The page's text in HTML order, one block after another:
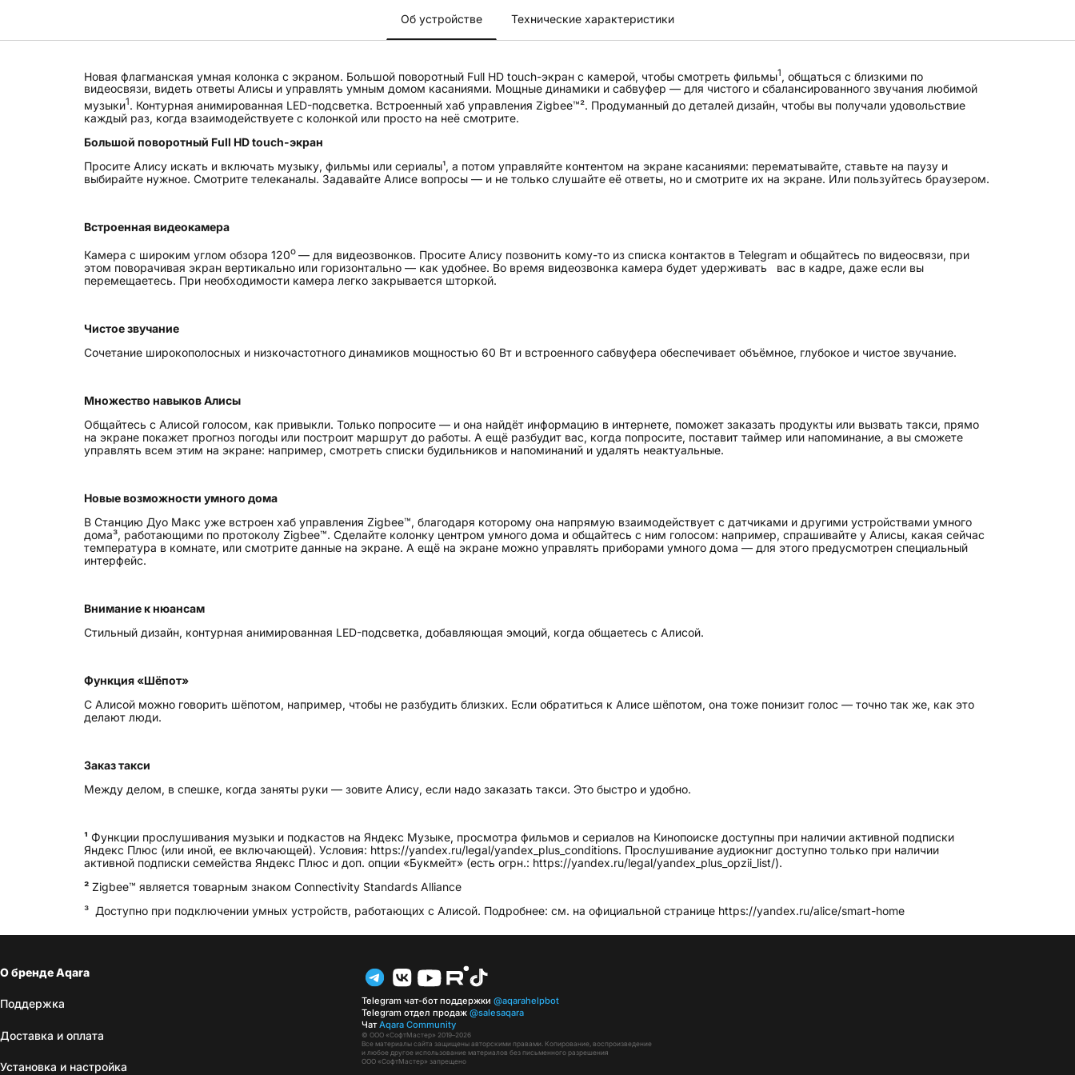
Об устройстве Технические характеристики
Новая флагманская умная колонка с экраном. Большой поворотный Full HD touch-экран с камерой, чтобы смотреть фильмы1 , общаться с близкими по
видеосвязи, видеть ответы Алисы и управлять умным домом касаниями. Мощные динамики и сабвуфер — для чистого и сбалансированного звучания любимой
музыки1. Контурная анимированная LED-подсветка. Встроенный хаб управления Zigbee™². Продуманный до деталей дизайн, чтобы вы получали удовольствие
каждый раз, когда взаимодействуете с колонкой или просто на неё смотрите.
Большой поворотный Full HD touch-экран
Просите Алису искать и включать музыку, фильмы или сериалы¹, а потом управляйте контентом на экране касаниями: перематывайте, ставьте на паузу и
выбирайте нужное. Смотрите телеканалы. Задавайте Алисе вопросы — и не только слушайте её ответы, но и смотрите их на экране. Или пользуйтесь браузером.
Встроенная видеокамера
Камера с широким углом обзора 120о — для видеозвонков. Просите Алису позвонить кому-то из списка контактов в Telegram и общайтесь по видеосвязи, при
этом поворачивая экран вертикально или горизонтально — как удобнее. Во время видеозвонка камера будет удерживать вас в кадре, даже если вы
перемещаетесь. При необходимости камера легко закрывается шторкой.
Чистое звучание
Сочетание широкополосных и низкочастотного динамиков мощностью 60 Вт и встроенного сабвуфера обеспечивает объёмное, глубокое и чистое звучание.
Множество навыков Алисы
Общайтесь с Алисой голосом, как привыкли. Только попросите — и она найдёт информацию в интернете, поможет заказать продукты или вызвать такси, прямо
на экране покажет прогноз погоды или построит маршрут до работы. А ещё разбудит вас, когда попросите, поставит таймер или напоминание, а вы сможете
управлять всем этим на экране: например, смотреть списки будильников и напоминаний и удалять неактуальные.
Новые возможности умного дома
В Станцию Дуо Макс уже встроен хаб управления Zigbee™, благодаря которому она напрямую взаимодействует с датчиками и другими устройствами умного
дома³, работающими по протоколу Zigbee™. Сделайте колонку центром умного дома и общайтесь с ним голосом: например, спрашивайте у Алисы, какая сейчас
температура в комнате, или смотрите данные на экране. А ещё на экране можно управлять приборами умного дома — для этого предусмотрен специальный
интерфейс.
Внимание к нюансам
Стильный дизайн, контурная анимированная LED-подсветка, добавляющая эмоций, когда общаетесь с Алисой.
Функция «Шёпот»
С Алисой можно говорить шёпотом, например, чтобы не разбудить близких. Если обратиться к Алисе шёпотом, она тоже понизит голос — точно так же, как это
делают люди.
Заказ такси
Между делом, в спешке, когда заняты руки — зовите Алису, если надо заказать такси. Это быстро и удобно.
¹ Функции прослушивания музыки и подкастов на Яндекс Музыке, просмотра фильмов и сериалов на Кинопоиске доступны при наличии активной подписки
Яндекс Плюс (или иной, ее включающей). Условия: https://yandex.ru/legal/yandex_plus_conditions. Прослушивание аудиокниг доступно только при наличии
активной подписки семейства Яндекс Плюс и доп. опции «Букмейт» (есть огрн.: https://yandex.ru/legal/yandex_plus_opzii_list/).
² Zigbee™ является товарным знаком Connectivity Standards Alliance
³ Доступно при подключении умных устройств, работающих с Алисой. Подробнее: см. на официальной странице https://yandex.ru/alice/smart-home
О бренде Aqara
Поддержка
Доставка и оплата
Установка и настройка
Telegram чат-бот поддержки @aqarahelpbot
Telegram отдел продаж@salesaqara
ЧатAqara Community
© ООО «СофтМастер» 2019–2026
Все материалы сайта защищены авторскими правами. Копирование, воспроизведение
и любое другое использование материалов без письменного разрешения
ООО «СофтМастер» запрещено